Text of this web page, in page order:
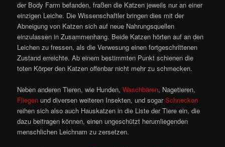
der Body Farm befanden, fraßen die Katzen jeweils nur an einer
einzigen Leiche. Die Wissenschaftler bringen dies mit der
Abneigung von Katzen sich auf neue Nahrungsquellen
einzulassen in Zusammenhang. Beide Katzen hörten auf an den
Leichen zu fressen, als die Verwesung einen fortgeschrittenen
Zustand erreichte. Ab einem bestimmten Punkt schienen die
toten Körper den Katzen offenbar nicht mehr zu schmecken.
Neben anderen Tieren, wie Hunden,Waschbären, Nagetieren,
Fliegen und diversen weiteren Insekten, und sogarSchnecken
reihen sich also auch Hauskatzen in die Liste der Tiere ein, die
dazu beitragen können, einen ungeschützt herumliegenden
menschlichen Leichnam zu zersetzen.